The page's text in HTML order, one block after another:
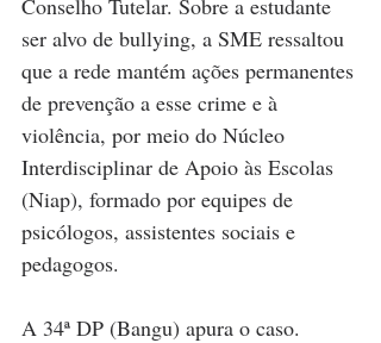
ser alvo de bullying, a SME ressaltou
que a rede mantém ações permanentes
de prevenção a esse crime e à
violência, por meio do Núcleo
Interdisciplinar de Apoio às Escolas
(Niap), formado por equipes de
psicólogos, assistentes sociais e
pedagogos.
A 34ª DP (Bangu) apura o caso.